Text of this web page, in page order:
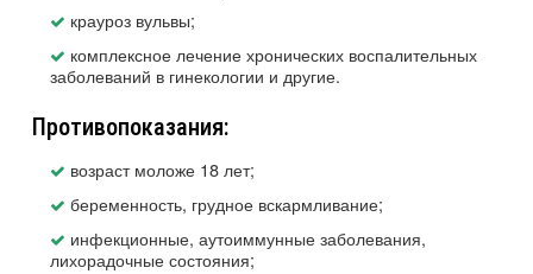
крауроз вульвы;
комплексное лечение хронических воспалительных
заболеваний в гинекологии и другие.
Противопоказания:
возраст моложе 18 лет;
беременность, грудное вскармливание;
инфекционные, аутоиммунные заболевания,
лихорадочные состояния;